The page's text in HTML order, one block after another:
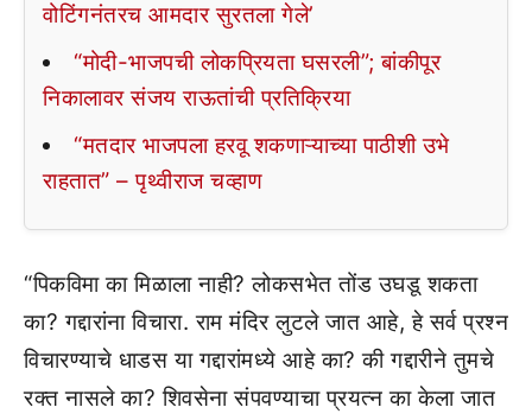
वोटिंगनंतरच आमदार सुरतला गेले’
“मोदी-भाजपची लोकप्रियता घसरली”; बांकीपूर
निकालावर संजय राऊतांची प्रतिक्रिया
“मतदार भाजपला हरवू शकणाऱ्याच्या पाठीशी उभे
राहतात” – पृथ्वीराज चव्हाण
“पिकविमा का मिळाला नाही? लोकसभेत तोंड उघडू शकता
का? गद्दारांना विचारा. राम मंदिर लुटले जात आहे, हे सर्व प्रश्न
विचारण्याचे धाडस या गद्दारांमध्ये आहे का? की गद्दारीने तुमचे
रक्त नासले का? शिवसेना संपवण्याचा प्रयत्न का केला जात